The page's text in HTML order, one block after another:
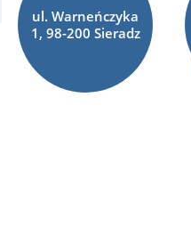
ul. Warneńczyka
1, 98-200 Sieradz